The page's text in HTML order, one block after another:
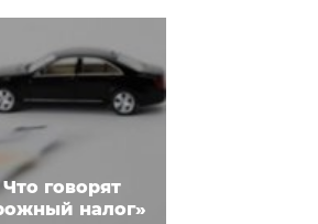
говорят
налог»